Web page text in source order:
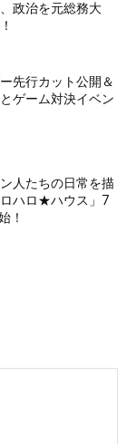
政治を元総務大
先行カット公開＆
ゲーム対決イベン
人たちの日常を描
ハロ★ハウス」7
！